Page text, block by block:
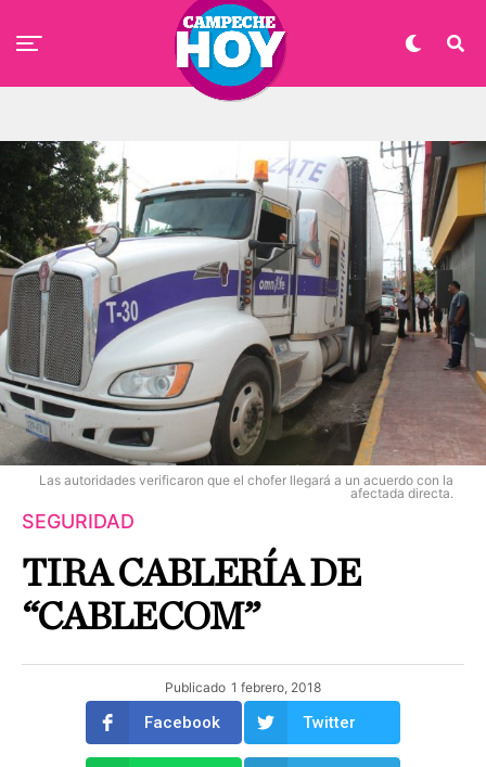
Las autoridades verificaron que el chofer llegará a un acuerdo con la
afectada directa.
SEGURIDAD
TIRA CABLERÍA DE
“CABLECOM”
Publicado 1 febrero, 2018
Facebook Twitter